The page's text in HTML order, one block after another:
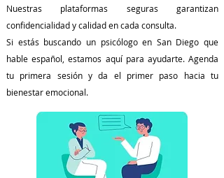
Nuestras plataformas seguras garantizan
confidencialidad y calidad en cada consulta.
Si estás buscando un psicólogo en San Diego que
hable español, estamos aquí para ayudarte. Agenda
tu primera sesión y da el primer paso hacia tu
bienestar emocional.